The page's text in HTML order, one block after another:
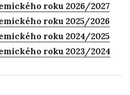
roku 2026/2027
roku 2025/2026
roku 2024/2025
roku 2023/2024